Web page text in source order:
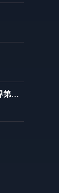
星际迷航：奇异新世界第四季